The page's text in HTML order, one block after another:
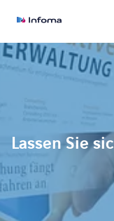
Lassen Sie